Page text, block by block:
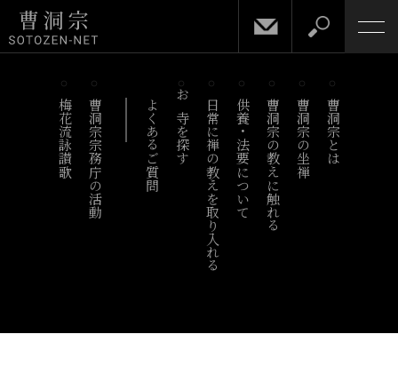
梅花流詠讃歌 曹洞宗宗務庁の活動 よくあるご質問 お寺を探す 日常に禅の教えを取り入れる供養・法要について曹洞宗の教えに触れる 曹洞宗の坐禅 曹洞宗とは